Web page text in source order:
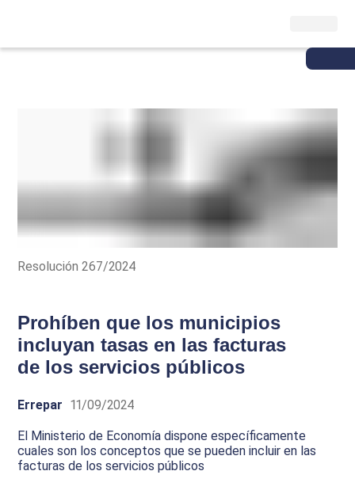
Resolución 267/2024
Prohíben que los municipios
incluyan tasas en las facturas
de los servicios públicos
Errepar 11/09/2024
El Ministerio de Economía dispone específicamente
cuales son los conceptos que se pueden incluir en las
facturas de los servicios públicos